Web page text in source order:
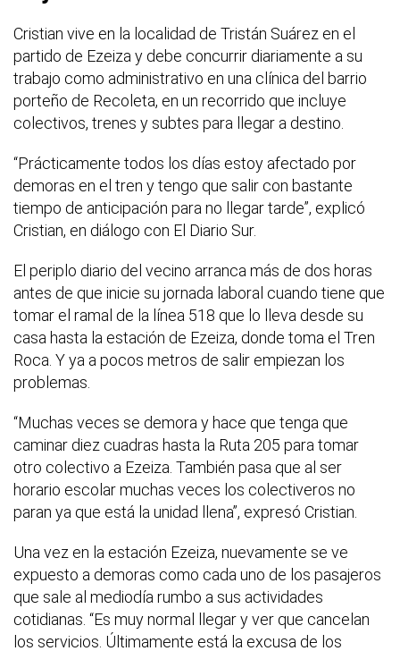
Cristian vive en la localidad de Tristán Suárez en el
partido de Ezeiza y debe concurrir diariamente a su
trabajo como administrativo en una clínica del barrio
porteño de Recoleta, en un recorrido que incluye
colectivos, trenes y subtes para llegar a destino.
“Prácticamente todos los días estoy afectado por
demoras en el tren y tengo que salir con bastante
tiempo de anticipación para no llegar tarde”, explicó
Cristian, en diálogo con El Diario Sur.
El periplo diario del vecino arranca más de dos horas
antes de que inicie su jornada laboral cuando tiene que
tomar el ramal de la línea 518 que lo lleva desde su
casa hasta la estación de Ezeiza, donde toma el Tren
Roca. Y ya a pocos metros de salir empiezan los
problemas.
“Muchas veces se demora y hace que tenga que
caminar diez cuadras hasta la Ruta 205 para tomar
otro colectivo a Ezeiza. También pasa que al ser
horario escolar muchas veces los colectiveros no
paran ya que está la unidad llena”, expresó Cristian.
Una vez en la estación Ezeiza, nuevamente se ve
expuesto a demoras como cada uno de los pasajeros
que sale al mediodía rumbo a sus actividades
cotidianas. “Es muy normal llegar y ver que cancelan
los servicios. Últimamente está la excusa de los